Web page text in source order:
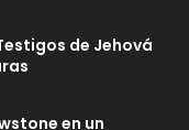
de Jehová
en un